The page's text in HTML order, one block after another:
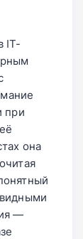
не
IT-
при
она
—